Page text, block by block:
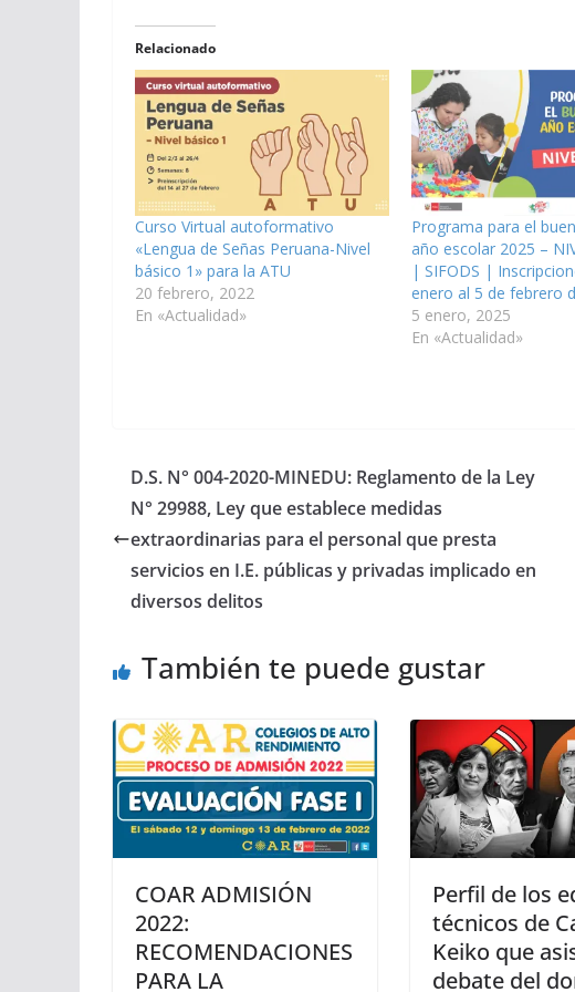
Relacionado
Curso Virtual autoformativo
«Lengua de Señas Peruana-Nivel
básico 1» para la ATU
20 febrero, 2022
En «Actualidad»
Programa para el
año escolar 2025 –
| SIFODS |
enero al 5 de febrero
5 enero, 2025
En «Actualidad»
D.S. N° 004-2020-MINEDU: Reglamento de la Ley
N° 29988, Ley que establece medidas
extraordinarias para el personal que presta
servicios en I.E. públicas y privadas implicado en
diversos delitos
También te puede gustar
COAR ADMISIÓN
2022:
RECOMENDACIONES
PARA LA
Perfil de los
técnicos de
Keiko que
debate del